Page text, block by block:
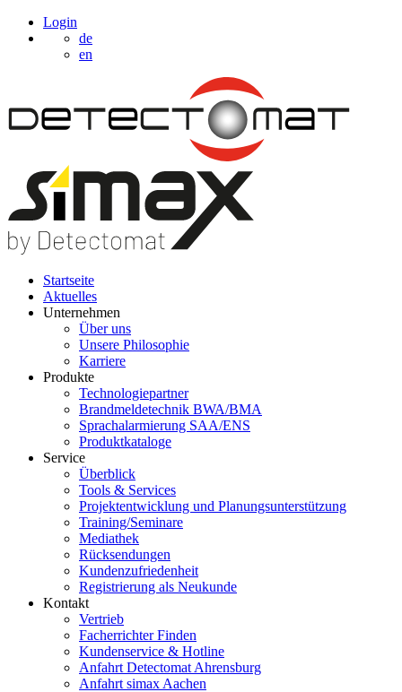
Login
de
en
Startseite
Aktuelles
Unternehmen
Über uns
Unsere Philosophie
Karriere
Produkte
Technologiepartner
Brandmeldetechnik BWA/BMA
Sprachalarmierung SAA/ENS
Produktkataloge
Service
Überblick
Tools & Services
Projektentwicklung und Planungsunterstützung
Training/Seminare
Mediathek
Rücksendungen
Kundenzufriedenheit
Registrierung als Neukunde
Kontakt
Vertrieb
Facherrichter Finden
Kundenservice & Hotline
Anfahrt Detectomat Ahrensburg
Anfahrt simax Aachen